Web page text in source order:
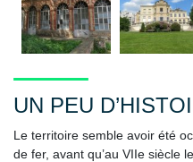
UN PEU
Le territoire semble avoir été
de fer, avant qu’au VIIe siècle